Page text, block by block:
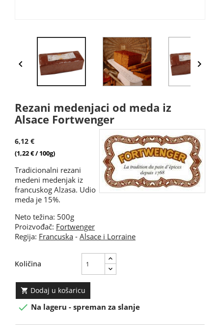
 
Rezani medenjaci od meda iz
Alsace Fortwenger
6,12 €
(1,22 € / 100g)
Tradicionalni rezani
medeni medenjak iz
francuskog Alzasa. Udio
meda je 15%.
Neto težina: 500g
Proizvođač: Fortwenger
Regija: Francuska - Alsace i Lorraine
Količina
 Dodaj u košaricu
 Na lageru - spreman za slanje